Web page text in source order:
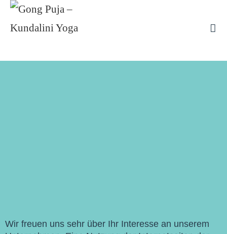
Wir freuen uns sehr über Ihr Interesse an unserem